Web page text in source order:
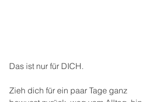
Das ist nur für DICH.
Zieh dich für ein paar Tage ganz